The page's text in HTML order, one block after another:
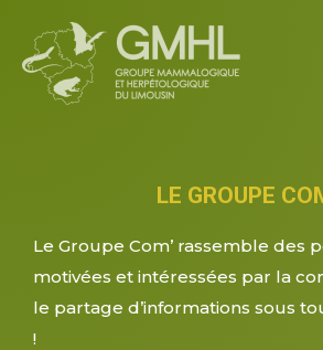
LE GROUPE
Le Groupe Com’ rassemble des
motivées et intéressées par la
le partage d’informations sous
!